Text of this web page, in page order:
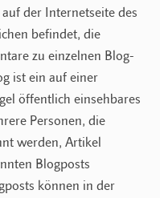
der Internetseite des
befindet, die
zu einzelnen Blog-
ist ein auf einer
öffentlich einsehbares
Personen, die
werden, Artikel
Blogposts
können in der